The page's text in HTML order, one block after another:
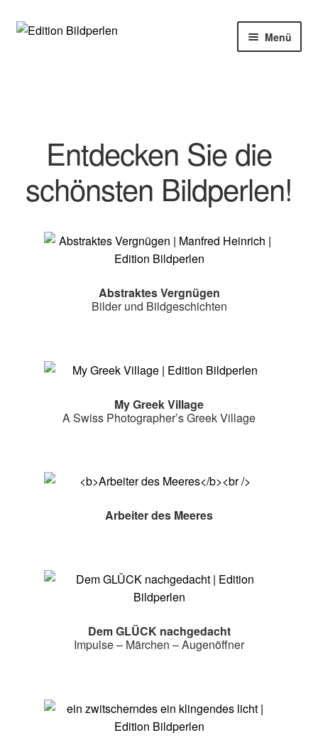
Zur
Zum
Menü
Autoren
Veranstaltungen
Entdecken Sie die
schönsten Bildperlen!
Abstraktes Vergnügen
Bilder und Bildgeschichten
My Greek Village
A Swiss Photographer’s Greek Village
Arbeiter des Meeres
Dem GLÜCK nachgedacht
Impulse – Märchen – Augenöffner